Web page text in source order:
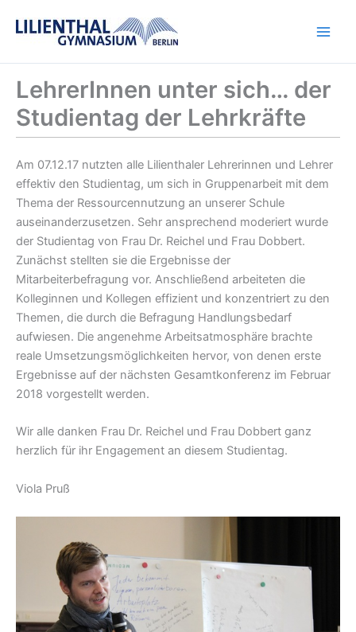
Inhalt
LehrerInnen unter sich… der
Studientag der Lehrkräfte
Am 07.12.17 nutzten alle Lilienthaler Lehrerinnen und Lehrer
effektiv den Studientag, um sich in Gruppenarbeit mit dem
Thema der Ressourcennutzung an unserer Schule
auseinanderzusetzen. Sehr ansprechend moderiert wurde
der Studientag von Frau Dr. Reichel und Frau Dobbert.
Zunächst stellten sie die Ergebnisse der
Mitarbeiterbefragung vor. Anschließend arbeiteten die
Kolleginnen und Kollegen effizient und konzentriert zu den
Themen, die durch die Befragung Handlungsbedarf
aufwiesen. Die angenehme Arbeitsatmosphäre brachte
reale Umsetzungsmöglichkeiten hervor, von denen erste
Ergebnisse auf der nächsten Gesamtkonferenz im Februar
2018 vorgestellt werden.
Wir alle danken Frau Dr. Reichel und Frau Dobbert ganz
herzlich für ihr Engagement an diesem Studientag.
Viola Pruß